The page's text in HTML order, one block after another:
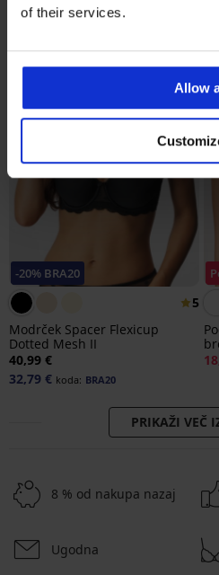
of their services.
Allow
-20% BRA20
5
Modrček Spacer Flexicup
Dotted Mesh II
40,99 €
32,79 € koda: BRA20
PRIKAŽI VEČ
8 % od nakupa nazaj
Ugodna